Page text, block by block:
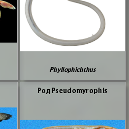
Phyllophichthus
Род Pseudomyrophis